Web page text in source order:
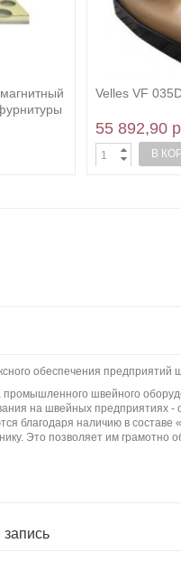
Velles VF
55 892,90
В
обеспечения
швейного
на швейных предприятиях -
благодаря наличию в
Это позволяет им грамотно
запись